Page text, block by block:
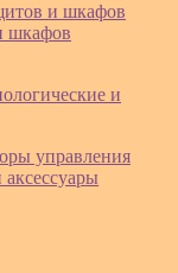
и шкафов
шкафов
и
управления